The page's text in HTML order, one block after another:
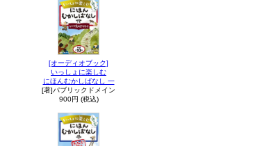
[オーディオブック]
いっしょに楽しむ
にほんむかしばなし 一
[著]パブリックドメイン
900円 (税込)